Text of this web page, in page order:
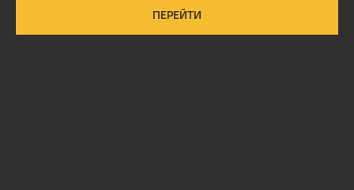
ПЕРЕЙТИ